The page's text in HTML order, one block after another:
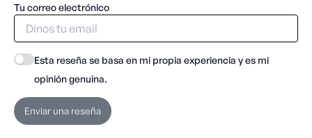
Tu correo electrónico
Esta reseña se basa en mi propia experiencia y es mi
opinión genuina.
Enviar una reseña